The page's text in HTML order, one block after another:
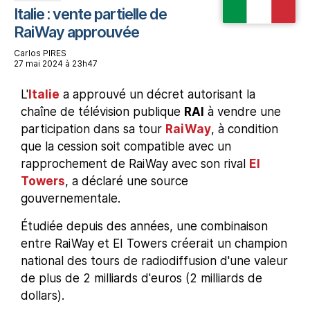
Italie : vente partielle de
RaiWay approuvée
Carlos PIRES
27 mai 2024 à 23h47
L'Italie a approuvé un décret autorisant la
chaîne de télévision publique RAI à vendre une
participation dans sa tour RaiWay, à condition
que la cession soit compatible avec un
rapprochement de RaiWay avec son rival EI
Towers, a déclaré une source
gouvernementale.
Étudiée depuis des années, une combinaison
entre RaiWay et EI Towers créerait un champion
national des tours de radiodiffusion d'une valeur
de plus de 2 milliards d'euros (2 milliards de
dollars).